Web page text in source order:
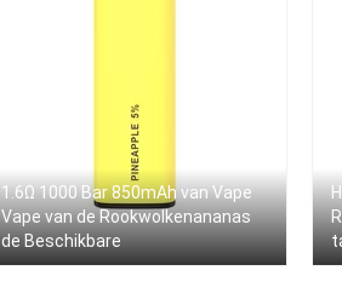
1.6Ω 1000 Bar 850mAh van Vape
Vape van de Rookwolkenananas
de Beschikbare